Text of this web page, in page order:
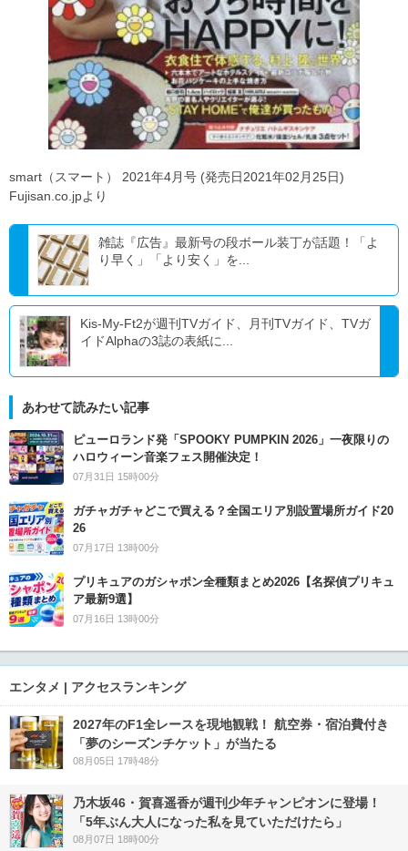
smart（スマート） 2021年4月号 (発売日2021年02月25日)
Fujisan.co.jpより
雑誌『広告』最新号の段ボール装丁が話題！「よ
り早く」「より安く」を...
Kis-My-Ft2が週刊TVガイド、月刊TVガイド、TVガ
イドAlphaの3誌の表紙に...
あわせて読みたい記事
ピューロランド発「SPOOKY PUMPKIN 2026」一夜限りの
ハロウィーン音楽フェス開催決定！
07月31日 15時00分
ガチャガチャどこで買える？全国エリア別設置場所ガイド20
26
07月17日 13時00分
プリキュアのガシャポン全種類まとめ2026【名探偵プリキュ
ア最新9選】
07月16日 13時00分
エンタメ | アクセスランキング
2027年のF1全レースを現地観戦！ 航空券・宿泊費付き
「夢のシーズンチケット」が当たる
08月05日 17時48分
乃木坂46・賀喜遥香が週刊少年チャンピオンに登場！
「5年ぶん大人になった私を見ていただけたら」
08月07日 18時00分